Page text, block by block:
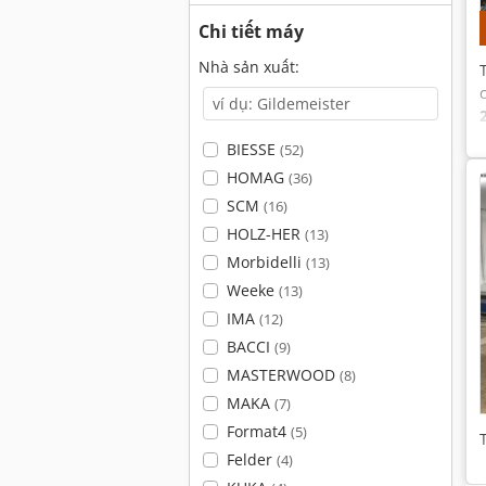
Chi tiết máy
Nhà sản xuất:
BIESSE (52)
HOMAG (36)
SCM (16)
HOLZ-HER (13)
Morbidelli (13)
Weeke (13)
IMA (12)
BACCI (9)
MASTERWOOD (8)
MAKA (7)
Format4 (5)
Felder (4)